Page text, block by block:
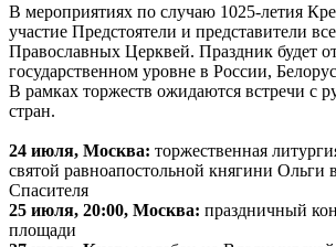
В мероприятиях по случаю 1025-летия
участие Предстоятели и представители
Православных Церквей. Праздник будет
государственном уровне в России,
В рамках торжеств ожидаются встречи с
стран.
24 июля, Москва: торжественная
святой равноапостольной княгини Ольги
Спасителя
25 июля, 20:00, Москва: праздничный
площади